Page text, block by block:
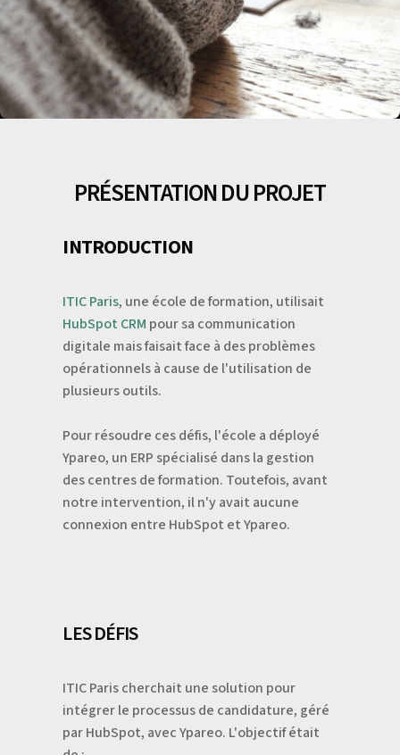
PRÉSENTATION DU PROJET
INTRODUCTION
ITIC Paris, une école de formation, utilisait
HubSpot CRM pour sa communication
digitale mais faisait face à des problèmes
opérationnels à cause de l'utilisation de
plusieurs outils.
Pour résoudre ces défis, l'école a déployé
Ypareo, un ERP spécialisé dans la gestion
des centres de formation. Toutefois, avant
notre intervention, il n'y avait aucune
connexion entre HubSpot et Ypareo.
LES DÉFIS
ITIC Paris cherchait une solution pour
intégrer le processus de candidature, géré
par HubSpot, avec Ypareo. L'objectif était